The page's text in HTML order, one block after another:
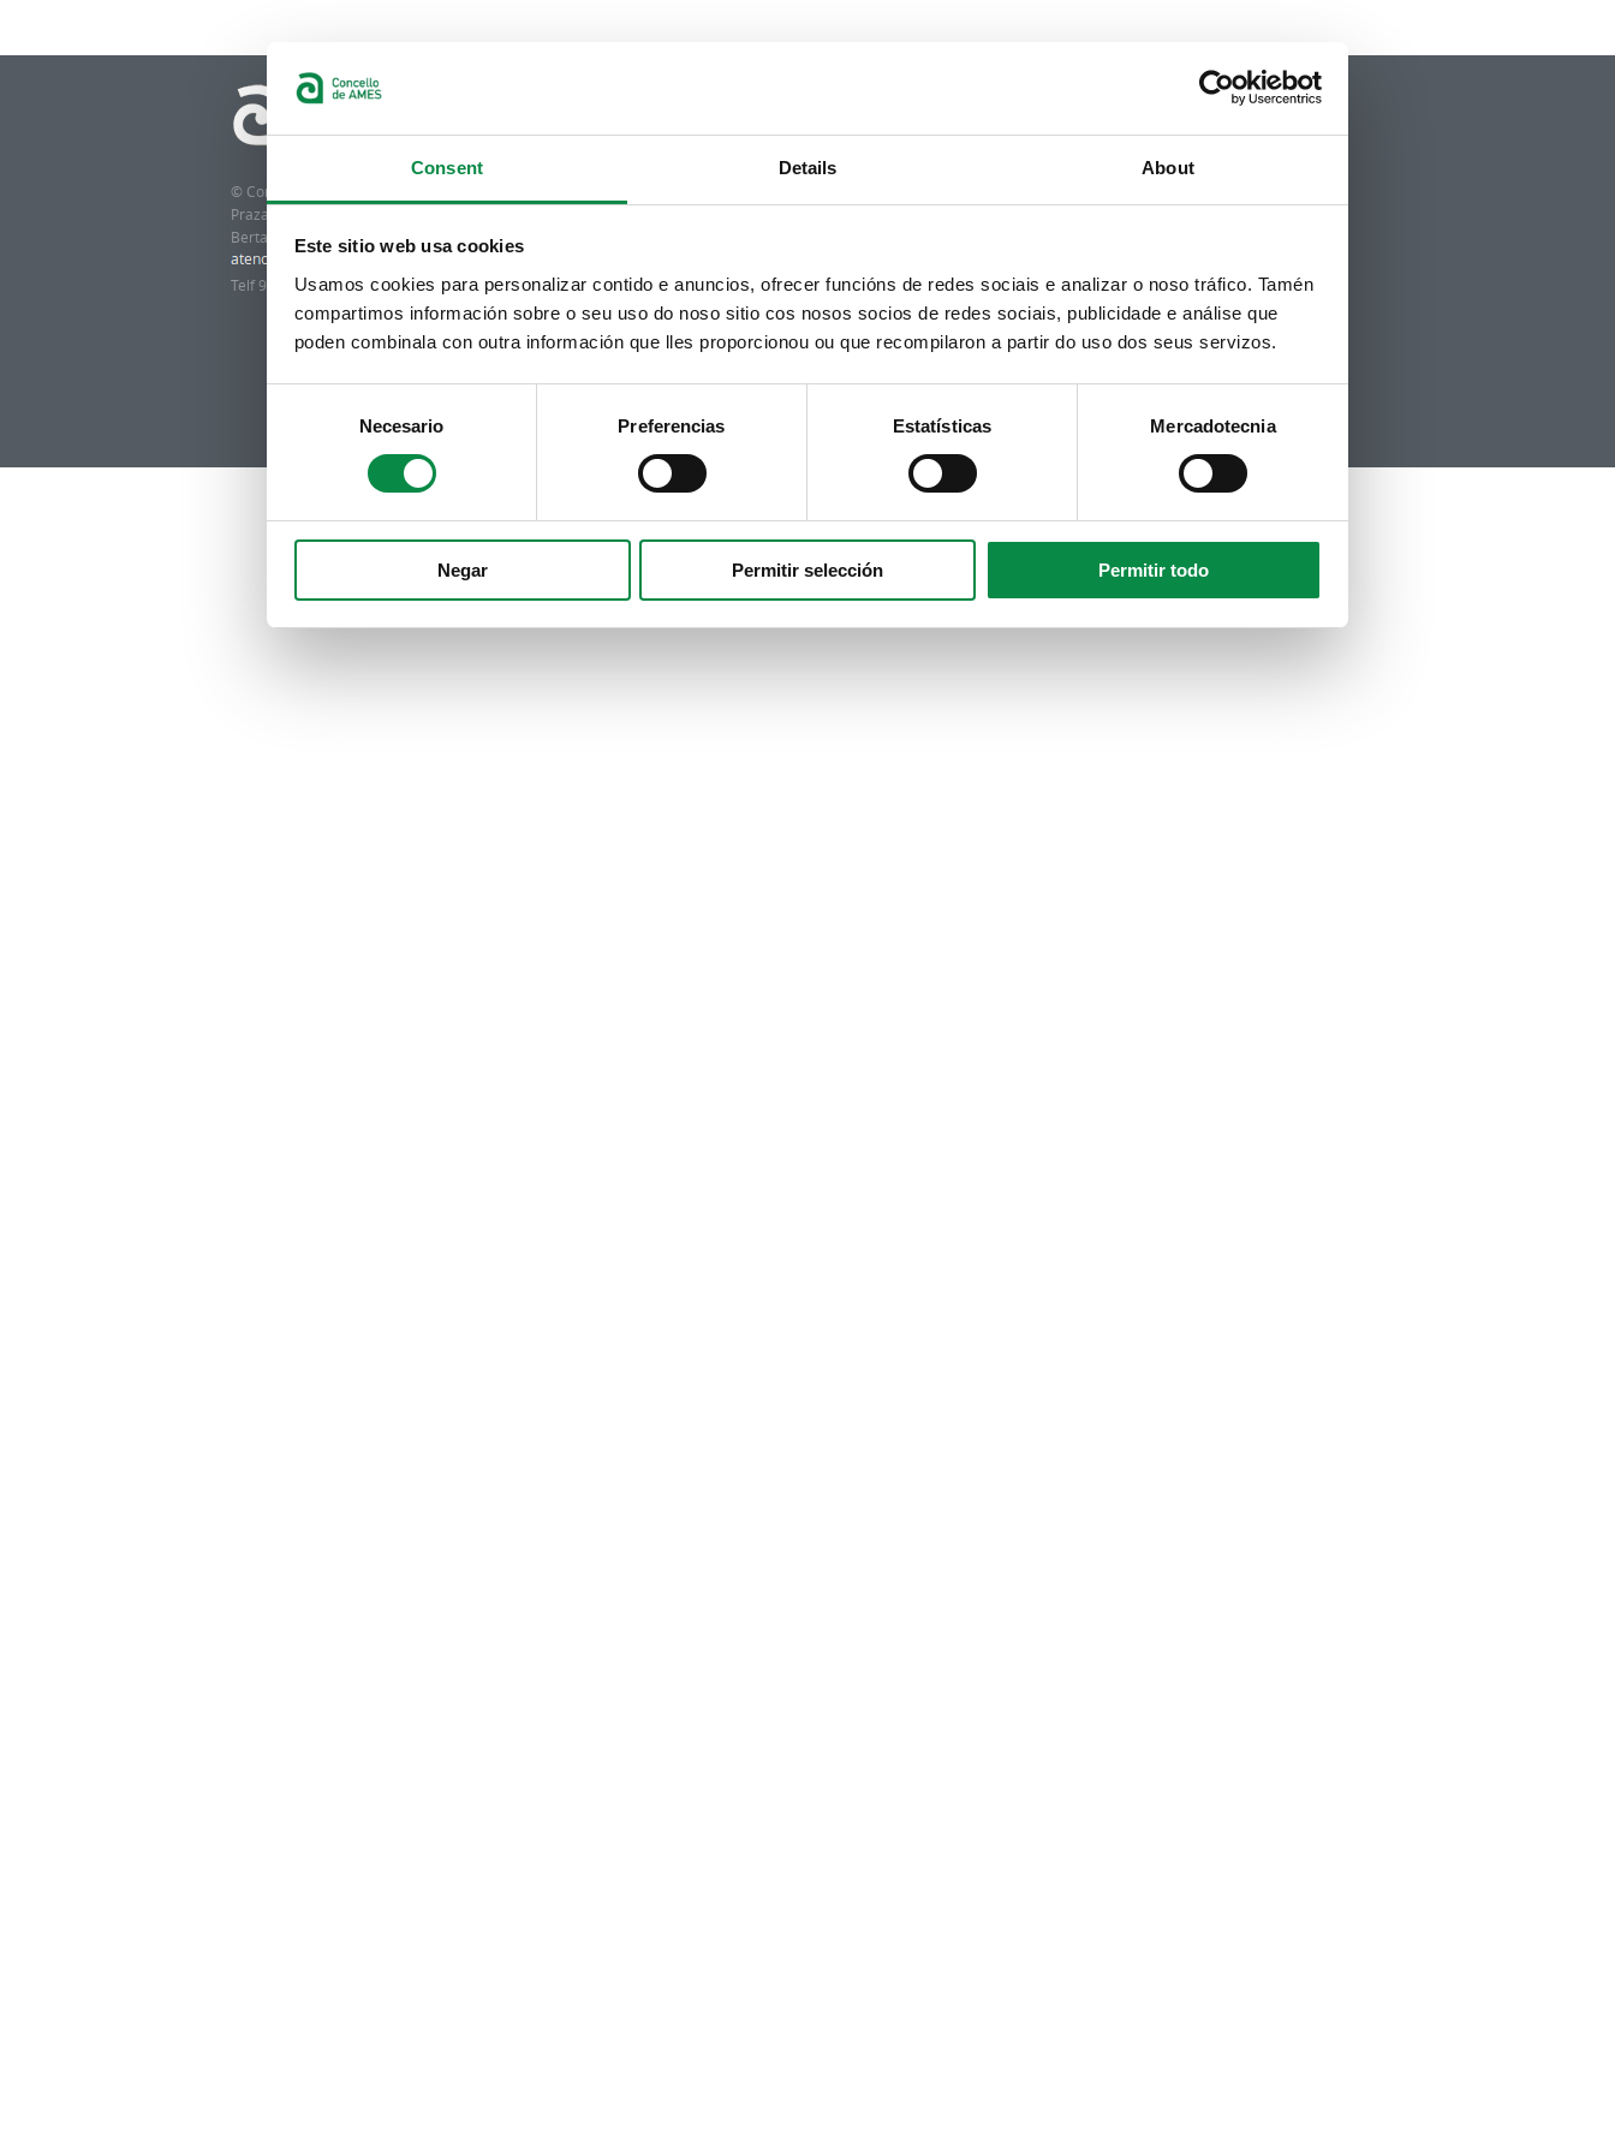
Consent Details About
Este sitio web usa cookies
Usamos cookies para personalizar contido e anuncios, ofrecer funcións de redes sociais e analizar o noso tráfico. Tamén
compartimos información sobre o seu uso do noso sitio cos nosos socios de redes sociais, publicidade e análise que
poden combinala con outra información que lles proporcionou ou que recompilaron a partir do uso dos seus servizos.
Necesario Preferencias Estatísticas Mercadotecnia
Negar Permitir selección Permitir todo
© Concello de Ames
Praza do Concello, 2 |15220
Bertamiráns (Ames)
Telf 981 883 002 | Fax 981 883 925
Puedes recibir la información publicada en la web
suscripción al boletín de novedades.Enlace.
Instagram
Política de privacidad
Mapa web